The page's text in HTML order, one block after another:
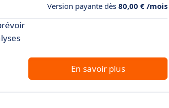
Version payante dès 80,00 € /mois
En savoir plus